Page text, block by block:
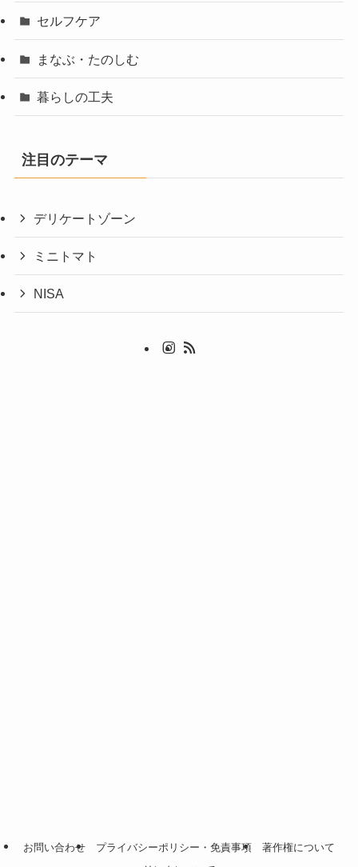
セルフケア
まなぶ・たのしむ
暮らしの工夫
注目のテーマ
デリケートゾーン
ミニトマト
NISA
お問い合わせ プライバシーポリシー・免責事項
著作権について